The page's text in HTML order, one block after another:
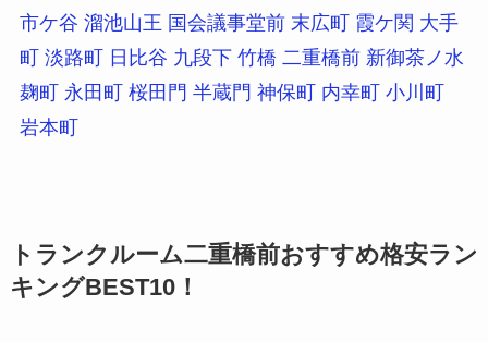
市ケ谷 溜池山王 国会議事堂前 末広町 霞ケ関 大手
町 淡路町 日比谷 九段下 竹橋 二重橋前 新御茶ノ水
麹町 永田町 桜田門 半蔵門 神保町 内幸町 小川町
岩本町
トランクルーム二重橋前おすすめ格安ラン
キングBEST10！